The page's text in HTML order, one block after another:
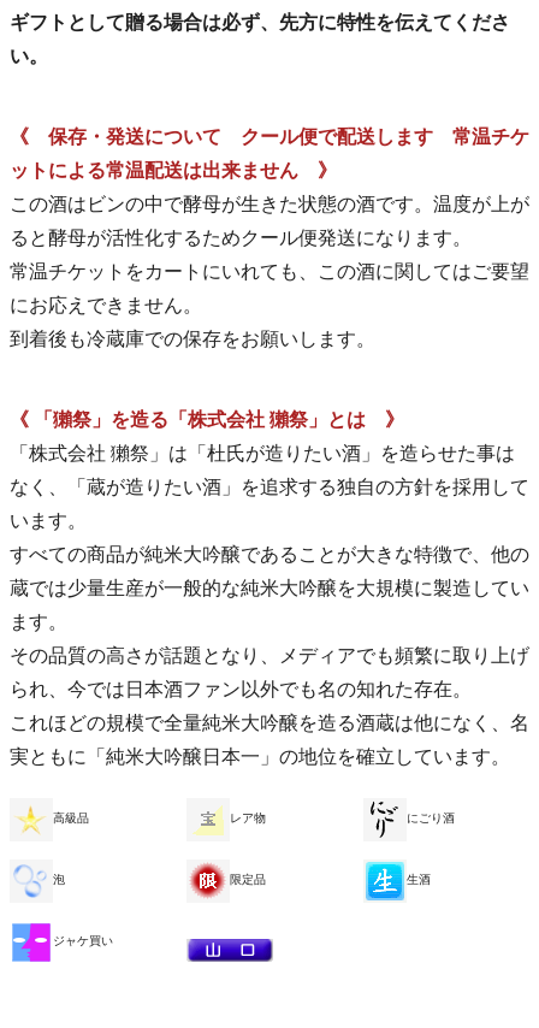
ギフトとして贈る場合は必ず、先方に特性を伝えてくださ
い。
《 保存・発送について クール便で配送します 常温チケ
ットによる常温配送は出来ません 》
この酒はビンの中で酵母が生きた状態の酒です。温度が上が
ると酵母が活性化するためクール便発送になります。
常温チケットをカートにいれても、この酒に関してはご要望
にお応えできません。
到着後も冷蔵庫での保存をお願いします。
《 「獺祭」を造る「株式会社 獺祭」とは 》
「株式会社 獺祭」は「杜氏が造りたい酒」を造らせた事は
なく、「蔵が造りたい酒」を追求する独自の方針を採用して
います。
すべての商品が純米大吟醸であることが大きな特徴で、他の
蔵では少量生産が一般的な純米大吟醸を大規模に製造してい
ます。
その品質の高さが話題となり、メディアでも頻繁に取り上げ
られ、今では日本酒ファン以外でも名の知れた存在。
これほどの規模で全量純米大吟醸を造る酒蔵は他になく、名
実ともに「純米大吟醸日本一」の地位を確立しています。
高級品 レア物 にごり酒
泡 限定品 生酒
ジャケ買い